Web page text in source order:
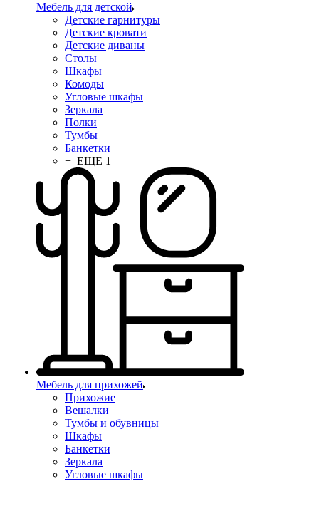
Мебель для детской
Детские гарнитуры
Детские кровати
Детские диваны
Столы
Шкафы
Комоды
Угловые шкафы
Зеркала
Полки
Тумбы
Банкетки
+ ЕЩЕ 1
Мебель для прихожей
Прихожие
Вешалки
Тумбы и обувницы
Шкафы
Банкетки
Зеркала
Угловые шкафы